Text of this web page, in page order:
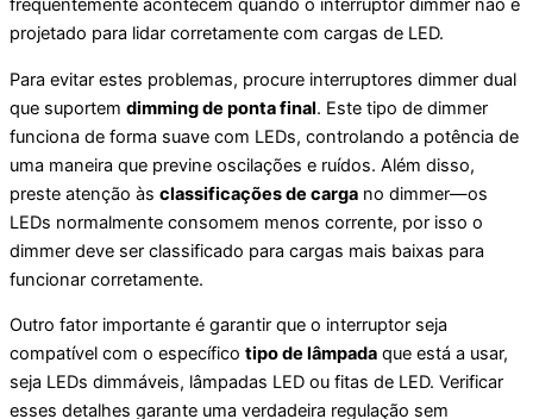
frequentemente acontecem quando o interruptor dimmer não é
projetado para lidar corretamente com cargas de LED.
Para evitar estes problemas, procure interruptores dimmer dual
que suportem dimming de ponta final. Este tipo de dimmer
funciona de forma suave com LEDs, controlando a potência de
uma maneira que previne oscilações e ruídos. Além disso,
preste atenção às classificações de carga no dimmer—os
LEDs normalmente consomem menos corrente, por isso o
dimmer deve ser classificado para cargas mais baixas para
funcionar corretamente.
Outro fator importante é garantir que o interruptor seja
compatível com o específico tipo de lâmpada que está a usar,
seja LEDs dimmáveis, lâmpadas LED ou fitas de LED. Verificar
esses detalhes garante uma verdadeira regulação sem